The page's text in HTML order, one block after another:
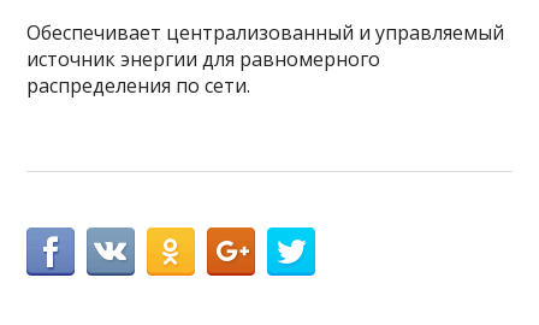
Обеспечивает централизованный и управляемый
источник энергии для равномерного
распределения по сети.